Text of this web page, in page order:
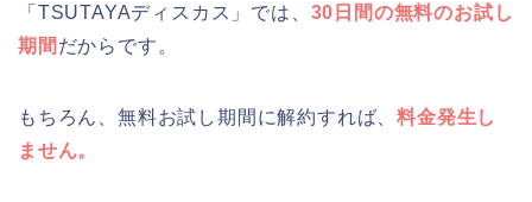
「TSUTAYAディスカス」では、 30日間の無料のお試し
期間 だからです。
もちろん、無料お試し期間に解約すれば、料金発生し
ません。